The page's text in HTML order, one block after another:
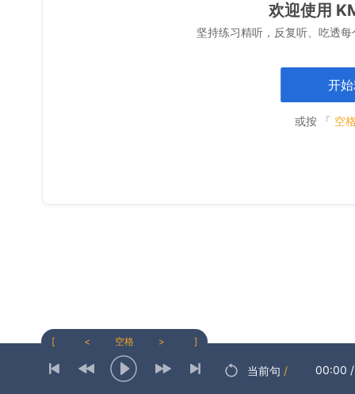
欢迎使用
坚持练习精听，反复听、吃透
开
或按 「 空
[ < 空格 > ]
当前句 / 00:00 /